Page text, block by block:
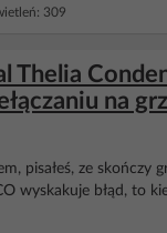
309
Thelia
na
pisałeś, ze skończy
wyskakuje błąd, to